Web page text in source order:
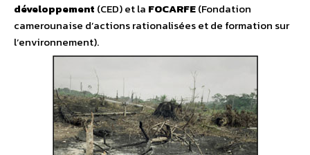
développement (CED) et la FOCARFE(Fondation
camerounaise d’actions rationalisées et de formation sur
l’environnement).